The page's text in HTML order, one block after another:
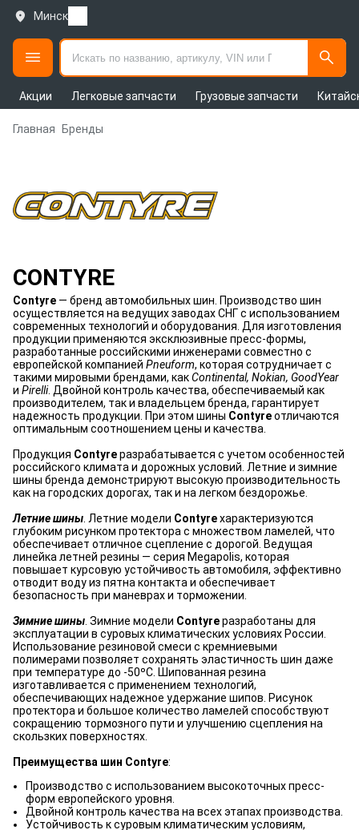
Минск
Акции Легковые запчасти Грузовые запчасти
Главная Бренды
CONTYRE
Contyre — бренд автомобильных шин. Производство шин
осуществляется на ведущих заводах СНГ с использованием
современных технологий и оборудования. Для изготовления
продукции применяются эксклюзивные пресс-формы,
разработанные российскими инженерами совместно с
европейской компанией Pneuform, которая сотрудничает с
такими мировыми брендами, какContinental, Nokian, GoodYear
и Pirelli. Двойной контроль качества, обеспечиваемый как
производителем, так и владельцем бренда, гарантирует
надежность продукции. При этом шины Contyreотличаются
оптимальным соотношением цены и качества.
Продукция Contyreразрабатывается с учетом особенностей
российского климата и дорожных условий. Летние и зимние
шины бренда демонстрируют высокую производительность
как на городских дорогах, так и на легком бездорожье.
Летние шины . Летние модели Contyreхарактеризуются
глубоким рисунком протектора с множеством ламелей, что
обеспечивает отличное сцепление с дорогой. Ведущая
линейка летней резины — серия Megapolis, которая
повышает курсовую устойчивость автомобиля, эффективно
отводит воду из пятна контакта и обеспечивает
безопасность при маневрах и торможении.
Зимние шины . Зимние модели Contyreразработаны для
эксплуатации в суровых климатических условиях России.
Использование резиновой смеси с кремниевыми
полимерами позволяет сохранять эластичность шин даже
при температуре до -50ºC. Шипованная резина
изготавливается с применением технологий,
обеспечивающих надежное удержание шипов. Рисунок
протектора и большое количество ламелей способствуют
сокращению тормозного пути и улучшению сцепления на
скользких поверхностях.
Преимущества шин Contyre:
Производство с использованием высокоточных пресс-
форм европейского уровня.
Двойной контроль качества на всех этапах производства.
Устойчивость к суровым климатическим условиям,